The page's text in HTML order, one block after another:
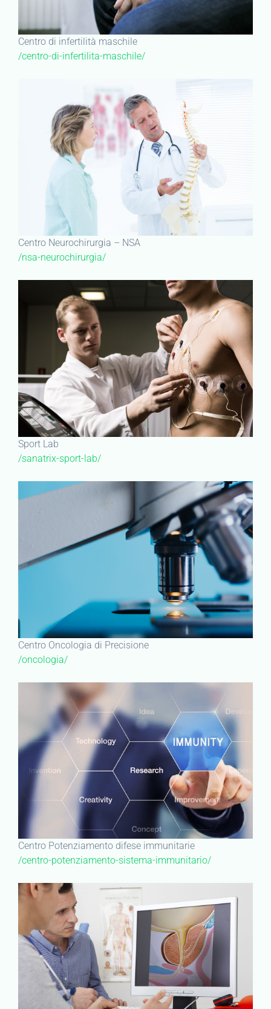
Centro di infertilità maschile
/centro-di-infertilita-maschile/
Centro Neurochirurgia – NSA
/nsa-neurochirurgia/
Sport Lab
/sanatrix-sport-lab/
Centro Oncologia di Precisione
/oncologia/
Centro Potenziamento difese immunitarie
/centro-potenziamento-sistema-immunitario/